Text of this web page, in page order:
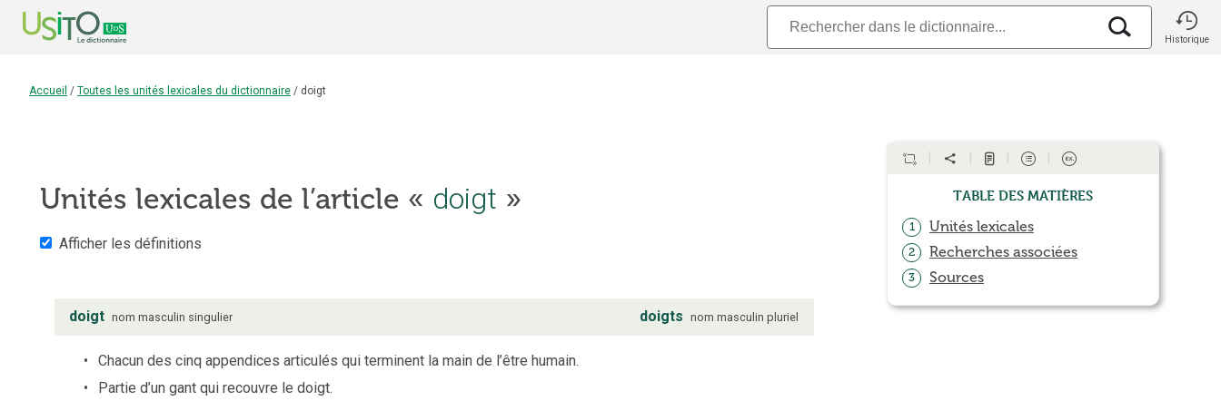
Historique
Accueil / Toutes les unités lexicales du dictionnaire / doigt
Unités lexicales de l’article « doigt »
Afficher les définitions
doigt nom masculin singulier doigts nom masculin pluriel
Chacun des cinq appendices articulés qui terminent la main de l’être humain.
Partie d’un gant qui recouvre le doigt.
Table des matières
1 Unités lexicales
2 Recherches associées
3 Sources